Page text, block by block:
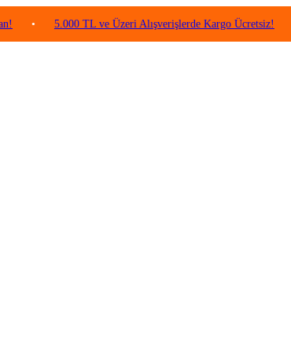
5.000 TL ve Üzeri Alışverişlerde Kargo Ücretsiz! •